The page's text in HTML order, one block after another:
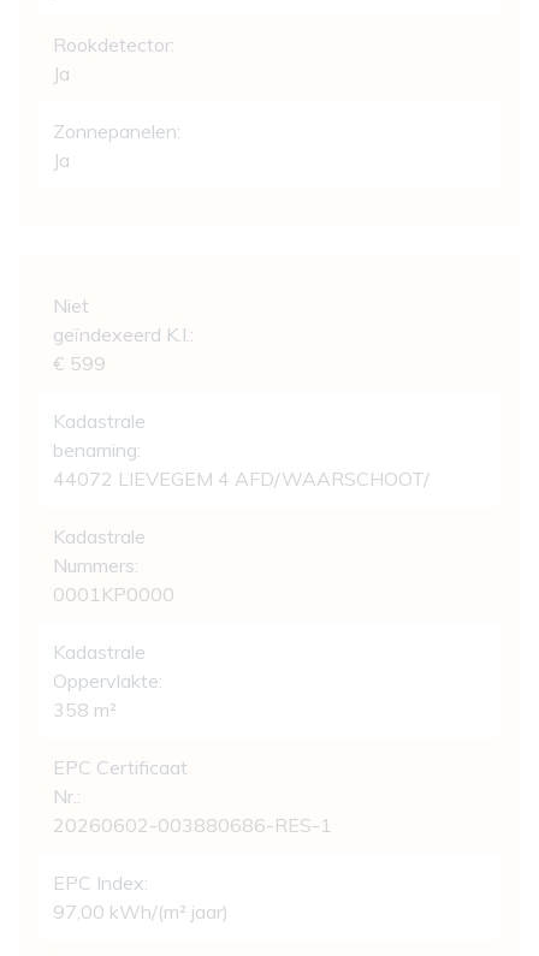
Rookdetector:
Ja
Zonnepanelen:
Ja
Niet
geïndexeerd K.I.:
€ 599
Kadastrale
benaming:
44072 LIEVEGEM 4 AFD/WAARSCHOOT/
Kadastrale
Nummers:
0001KP0000
Kadastrale
Oppervlakte:
358 m²
EPC Certificaat
Nr.:
20260602-003880686-RES-1
EPC Index:
97,00 kWh/(m² jaar)